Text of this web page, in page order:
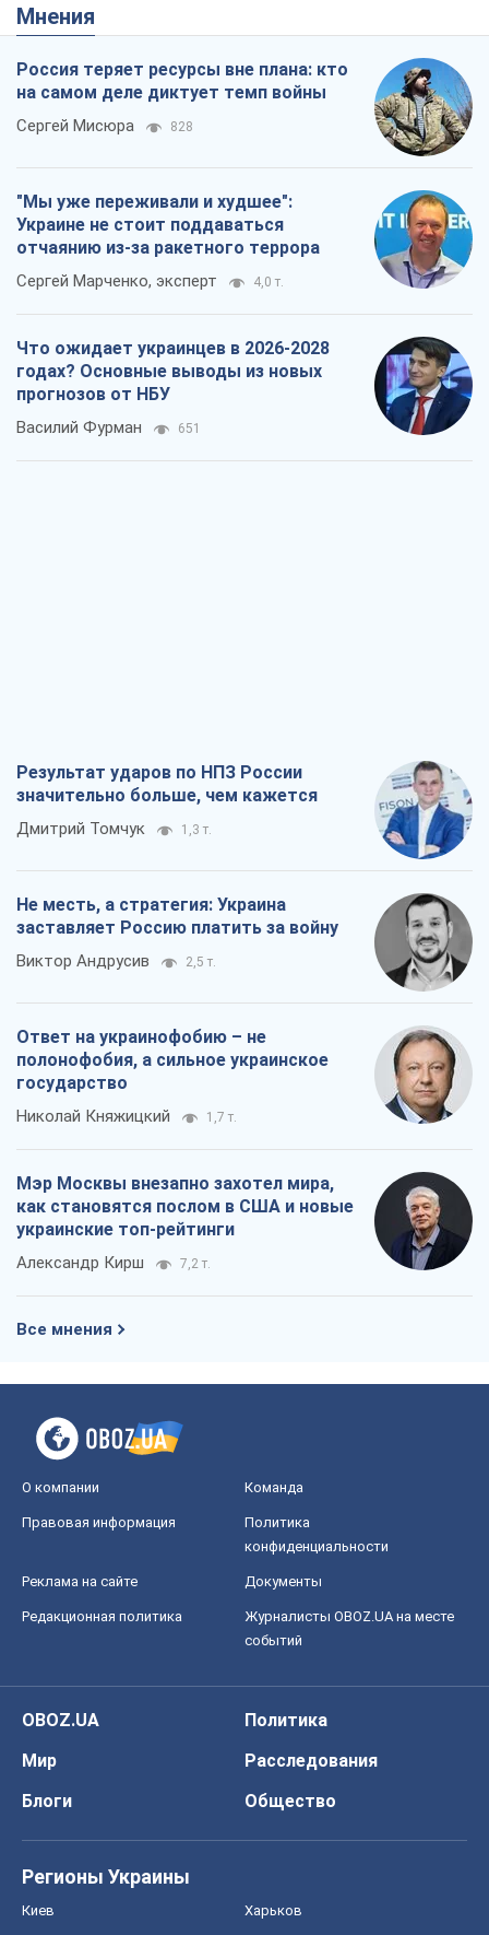
Мнения
Россия теряет ресурсы вне плана: кто
на самом деле диктует темп войны
Сергей Мисюра 828
"Мы уже переживали и худшее":
Украине не стоит поддаваться
отчаянию из-за ракетного террора
Сергей Марченко, эксперт 4,0 т.
Что ожидает украинцев в 2026-2028
годах? Основные выводы из новых
прогнозов от НБУ
Василий Фурман 651
Результат ударов по НПЗ России
значительно больше, чем кажется
Дмитрий Томчук 1,3 т.
Не месть, а стратегия: Украина
заставляет Россию платить за войну
Виктор Андрусив 2,5 т.
Ответ на украинофобию – не
полонофобия, а сильное украинское
государство
Николай Княжицкий 1,7 т.
Мэр Москвы внезапно захотел мира,
как становятся послом в США и новые
украинские топ-рейтинги
Александр Кирш 7,2 т.
Все мнения
О компании Команда
Правовая информация
Политика
конфиденциальности
Реклама на сайте Документы
Редакционная политика
Журналисты OBOZ.UA на месте
событий
OBOZ.UA
Политика
Мир
Расследования
Блоги
Общество
Регионы Украины
Киев Харьков